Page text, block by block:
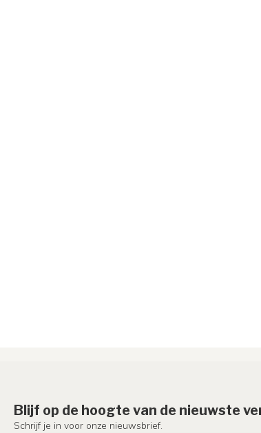
Blijf op de hoogte van de nieuwste
Schrijf je in voor onze nieuwsbrief.